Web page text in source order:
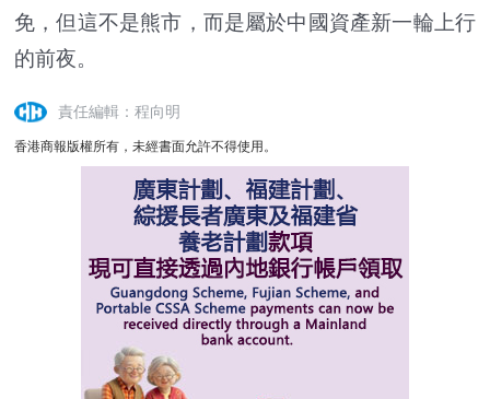
免，但這不是熊市，而是屬於中國資產新一輪上行
的前夜。
責任編輯：程向明
香港商報版權所有，未經書面允許不得使用。